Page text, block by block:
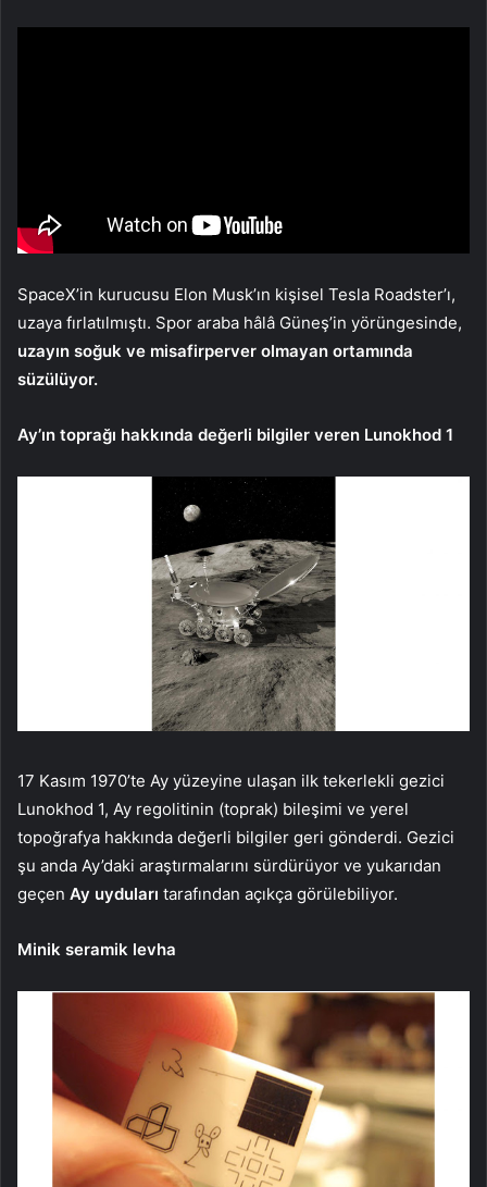
SpaceX’in kurucusu Elon Musk’ın kişisel Tesla Roadster’ı,
uzaya fırlatılmıştı. Spor araba hâlâ Güneş’in yörüngesinde,
uzayın soğuk ve misafirperver olmayan ortamında
süzülüyor.
Ay’ın toprağı hakkında değerli bilgiler veren Lunokhod 1
17 Kasım 1970’te Ay yüzeyine ulaşan ilk tekerlekli gezici
Lunokhod 1, Ay regolitinin (toprak) bileşimi ve yerel
topoğrafya hakkında değerli bilgiler geri gönderdi. Gezici
şu anda Ay’daki araştırmalarını sürdürüyor ve yukarıdan
geçen Ay uyduları tarafından açıkça görülebiliyor.
Minik seramik levha